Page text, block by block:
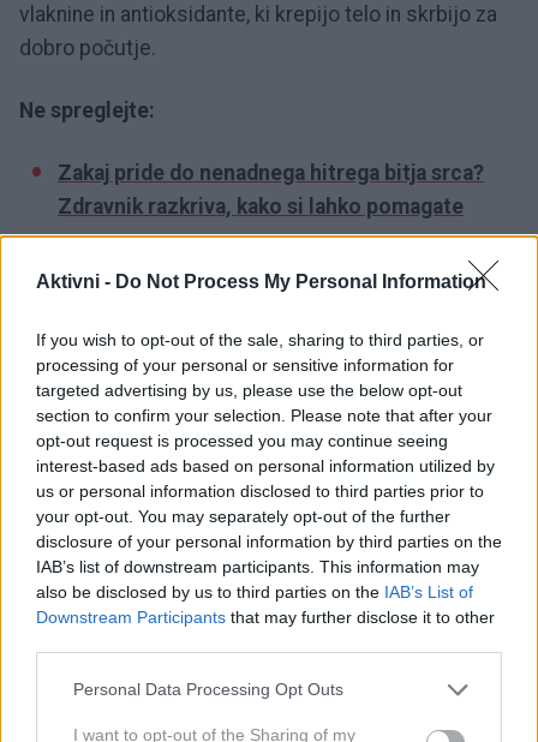
Aktivni - Do Not Process My Personal Information
If you wish to opt-out of the sale, sharing to third parties, or
processing of your personal or sensitive information for
targeted advertising by us, please use the below opt-out
section to confirm your selection. Please note that after your
opt-out request is processed you may continue seeing
interest-based ads based on personal information utilized by
us or personal information disclosed to third parties prior to
your opt-out. You may separately opt-out of the further
disclosure of your personal information by third parties on the
IAB’s list of downstream participants. This information may
also be disclosed by us to third parties on the IAB’s List of
Downstream Participants that may further disclose it to other
Please note that this website/app uses one or more Google
not limited to your visit or usage behaviour. You may click to
Personal Data Processing Opt Outs
I want to opt-out of the Sharing of my
vlaknine in antioksidante, ki krepijo telo in skrbijo za
dobro počutje.
Ne spreglejte:
Zakaj pride do nenadnega hitrega bitja srca?
Zdravnik razkriva, kako si lahko pomagate
dopustu v tujini pa vas lahko drago stane
Od sadja še posebej izstop aronija, "sorodnica"
borovnice, ki je prava zakladnica vitaminov A, C, E ter
vitaminov skupine B. Poleg tega vsebuje številne
minerale in močne antioksidante, ki delujejo
protivnetno in upočasnjujejo staranje. Verjame se, da
sok aronije krepi imunski sistem, izboljšuje krvno
sliko. Nekateri celo pravijo, da ščiti telo pred rakom.
aronije na telo. Vsekakor pa predstavlja dober vir